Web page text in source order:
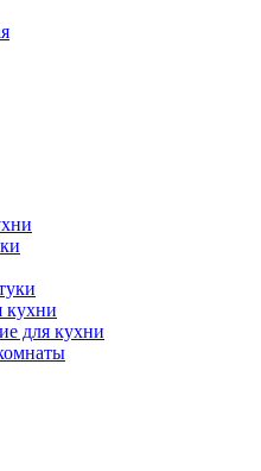
кухни
для кухни